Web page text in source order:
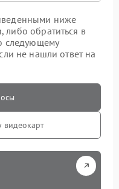
ниже
либо обратиться в
следующему
не нашли ответ на
видеокарт